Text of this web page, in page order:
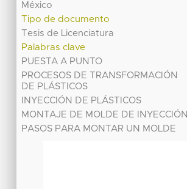
México
Tipo de documento
Tesis de Licenciatura
Palabras clave
PUESTA A PUNTO
PROCESOS DE TRANSFORMACIÓN
DE PLÁSTICOS
INYECCIÓN DE PLÁSTICOS
MONTAJE DE MOLDE DE INYECCIÓN
PASOS PARA MONTAR UN MOLDE